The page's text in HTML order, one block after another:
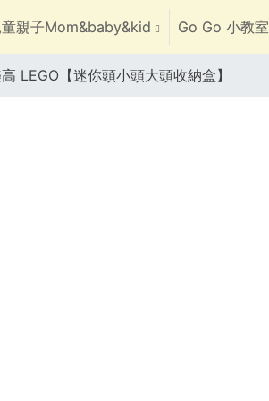
童親子Mom&baby&kid Go Go 小教室
LEGO【迷你頭小頭大頭收納盒】